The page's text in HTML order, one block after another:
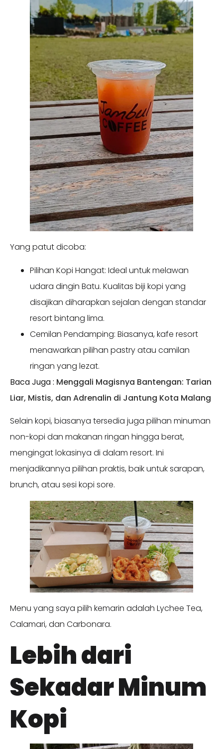
Yang patut dicoba:
Pilihan Kopi Hangat: Ideal untuk melawan
udara dingin Batu. Kualitas biji kopi yang
disajikan diharapkan sejalan dengan standar
resort bintang lima.
Cemilan Pendamping: Biasanya, kafe resort
menawarkan pilihan pastry atau camilan
ringan yang lezat.
Baca Juga : Menggali Magisnya Bantengan: Tarian
Liar, Mistis, dan Adrenalin di Jantung Kota Malang
Selain kopi, biasanya tersedia juga pilihan minuman
non-kopi dan makanan ringan hingga berat,
mengingat lokasinya di dalam resort. Ini
menjadikannya pilihan praktis, baik untuk sarapan,
brunch, atau sesi kopi sore.
Menu yang saya pilih kemarin adalah Lychee Tea,
Calamari, dan Carbonara.
Lebih dari
Sekadar Minum
Kopi